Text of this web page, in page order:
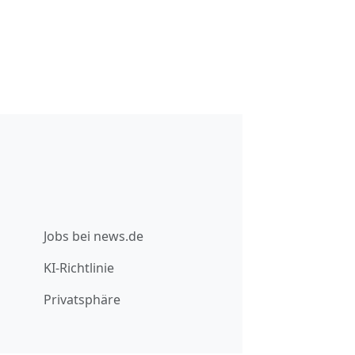
Jobs bei news.de
KI-Richtlinie
Privatsphäre